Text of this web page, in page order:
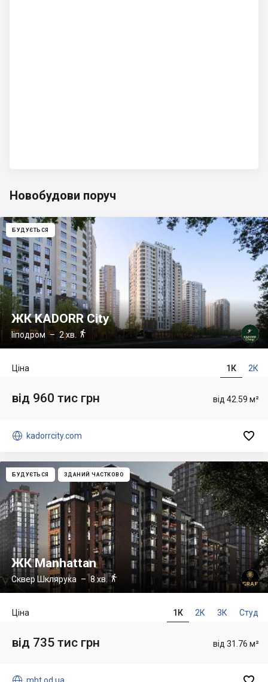
Новобудови поруч
БУДУЄТЬСЯ
ЖК KADORR City
Ііподром – 2 хв. 
1К 2К
Ціна
від 42.59 м²
від 960 тис грн
 kadorrcity.com 
БУДУЄТЬСЯ ЗДАНИЙ ЧАСТКОВО
ЖК Manhattan
Сквер Шклярука – 8 хв.
1К 2К 3К Студ
Ціна
від 31.76 м²
від 735 тис грн